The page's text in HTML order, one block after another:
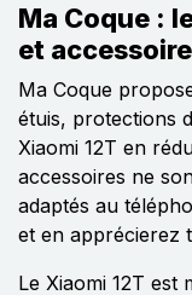
Ma Coque :
et
Ma Coque
étuis, protections
Xiaomi 12T en
accessoires ne
adaptés au
et en apprécierez
Le Xiaomi 12T est